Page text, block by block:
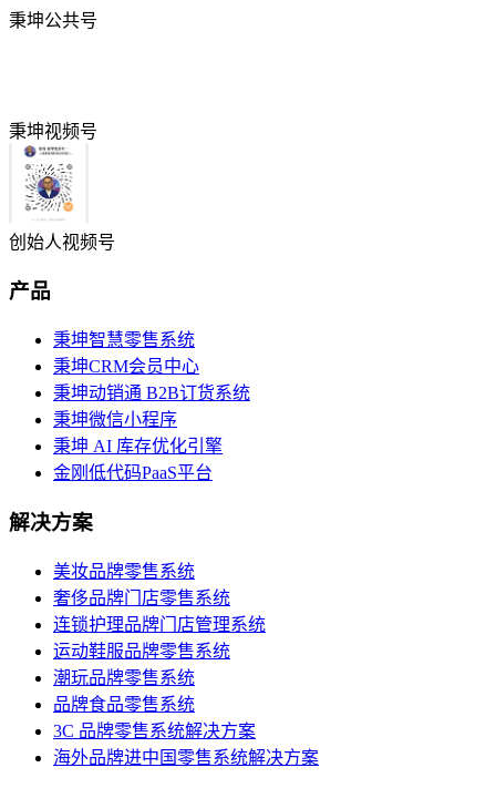
秉坤公共号
秉坤视频号
创始人视频号
产品
秉坤智慧零售系统
秉坤CRM会员中心
秉坤动销通 B2B订货系统
秉坤微信小程序
秉坤 AI 库存优化引擎
金刚低代码PaaS平台
解决方案
美妆品牌零售系统
奢侈品牌门店零售系统
连锁护理品牌门店管理系统
运动鞋服品牌零售系统
潮玩品牌零售系统
品牌食品零售系统
3C 品牌零售系统解决方案
海外品牌进中国零售系统解决方案